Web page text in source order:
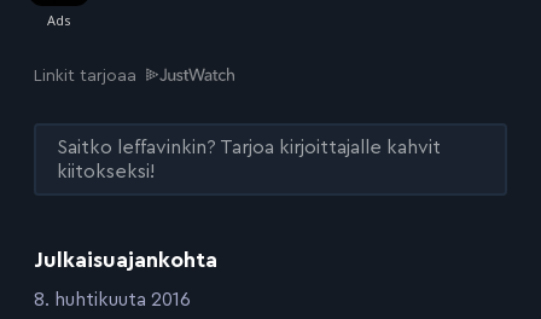
Julkaisuajankohta
:8. huhtikuuta 2016
Linkit tarjoaa
Saitko leffavinkin? Tarjoa kirjoittajalle kahvit
kiitokseksi!